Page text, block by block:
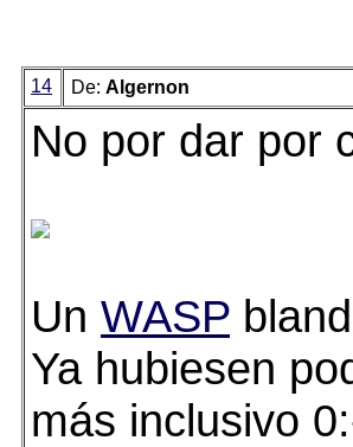
14 De: Algernon
No por dar por
Un WASP
Ya hubiesen
más inclusivo